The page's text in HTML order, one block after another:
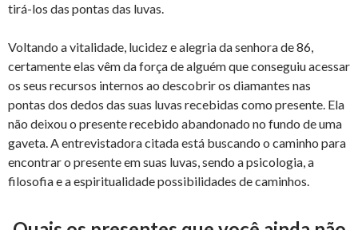
tirá-los das pontas das luvas.
Voltando a vitalidade, lucidez e alegria da senhora de 86,
certamente elas vêm da força de alguém que conseguiu acessar
os seus recursos internos ao descobrir os diamantes nas
pontas dos dedos das suas luvas recebidas como presente. Ela
não deixou o presente recebido abandonado no fundo de uma
gaveta. A entrevistadora citada está buscando o caminho para
encontrar o presente em suas luvas, sendo a psicologia, a
filosofia e a espiritualidade possibilidades de caminhos.